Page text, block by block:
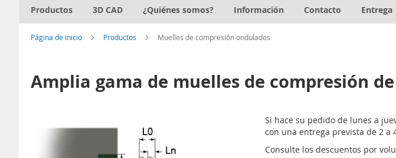
Productos 3D CAD ¿Quiénes somos? Información Contacto Entrega
Página de inicio Productos Muelles de compresión ondulados
Amplia gama de muelles de compresión
Si hace su pedido de lunes a
con una entrega prevista de 2 a
Consulte los descuentos por